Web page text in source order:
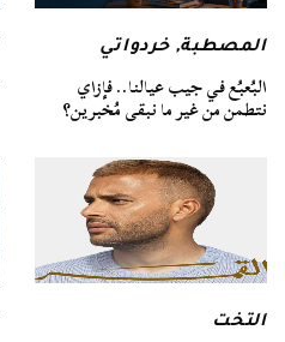
المصطبة,خردواتي
البُعبُع في جيب عيالنا.. فإزاي
نتطمن من غير ما نبقى مُخبرين؟
التخت